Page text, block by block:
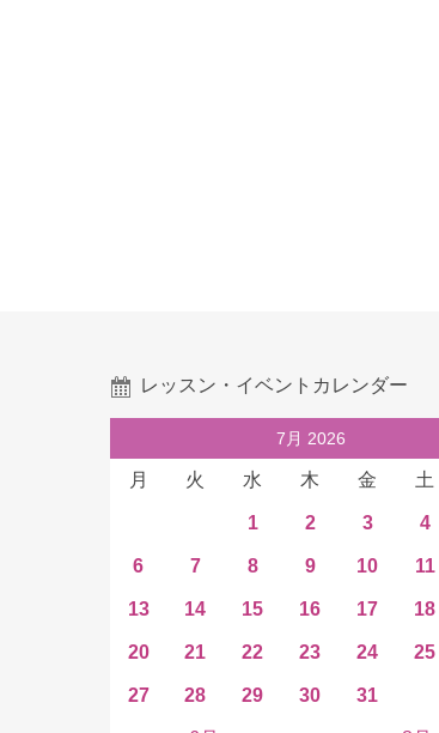
レッスン・イベントカレンダー
7月 2026
月 火 水 木 金 土
1 2 3 4
6 7 8 9 10 11
13 14 15 16 17 18
20 21 22 23 24 25
27 28 29 30 31